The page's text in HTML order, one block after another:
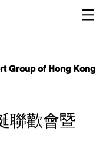
Group of Hong Kong
聯歡會暨